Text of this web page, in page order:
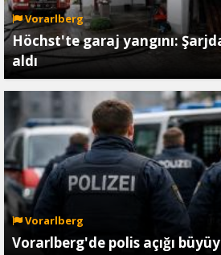
Vorarlberg
Höchst'te garaj yangını:
aldı
Vorarlberg
Vorarlberg'de polis açığı